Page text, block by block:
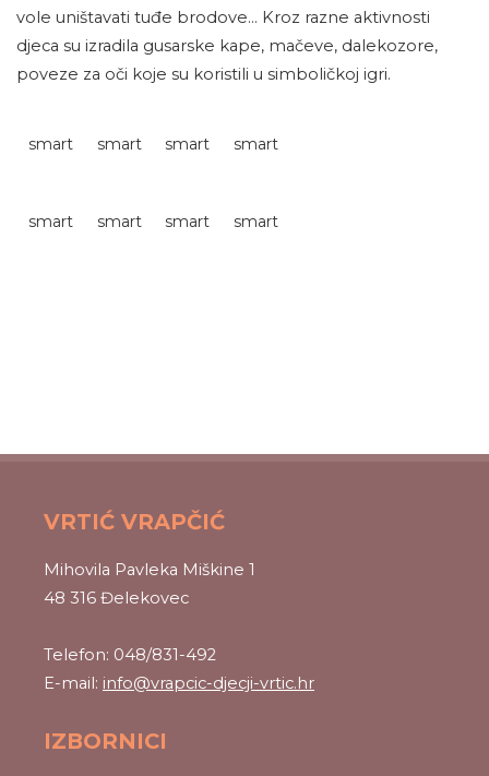
vole uništavati tuđe brodove… Kroz razne aktivnosti
djeca su izradila gusarske kape, mačeve, dalekozore,
poveze za oči koje su koristili u simboličkoj igri.
smart smart smart smart
smart smart smart smart
VRTIĆ VRAPČIĆ
Mihovila Pavleka Miškine 1
48 316 Đelekovec
Telefon: 048/831-492
E-mail: info@vrapcic-djecji-vrtic.hr
IZBORNICI